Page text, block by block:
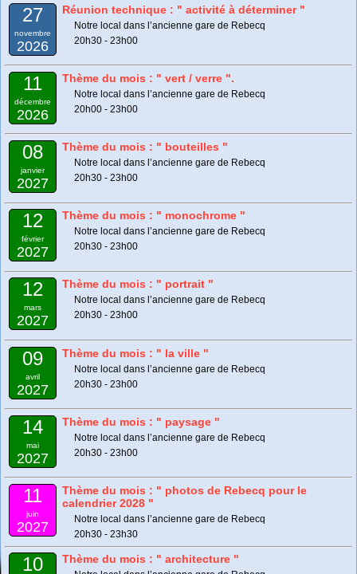
27
novembre
2026
Réunion technique : " activité à déterminer "
Notre local dans l’ancienne gare de Rebecq
20h30 - 23h00
11
décembre
2026
Thème du mois : " vert / verre ".
Notre local dans l’ancienne gare de Rebecq
20h00 - 23h00
08
janvier
2027
Thème du mois : " bouteilles "
Notre local dans l’ancienne gare de Rebecq
20h30 - 23h00
12
février
2027
Thème du mois : " monochrome "
Notre local dans l’ancienne gare de Rebecq
20h30 - 23h00
12
mars
2027
Thème du mois : " portrait "
Notre local dans l’ancienne gare de Rebecq
20h30 - 23h00
09
avril
2027
Thème du mois : " la ville "
Notre local dans l’ancienne gare de Rebecq
20h30 - 23h00
14
mai
2027
Thème du mois : " paysage "
Notre local dans l’ancienne gare de Rebecq
20h30 - 23h00
11
juin
2027
Thème du mois : " photos de Rebecq pour le
calendrier 2028 "
Notre local dans l’ancienne gare de Rebecq
20h30 - 23h30
10 Thème du mois : " architecture "